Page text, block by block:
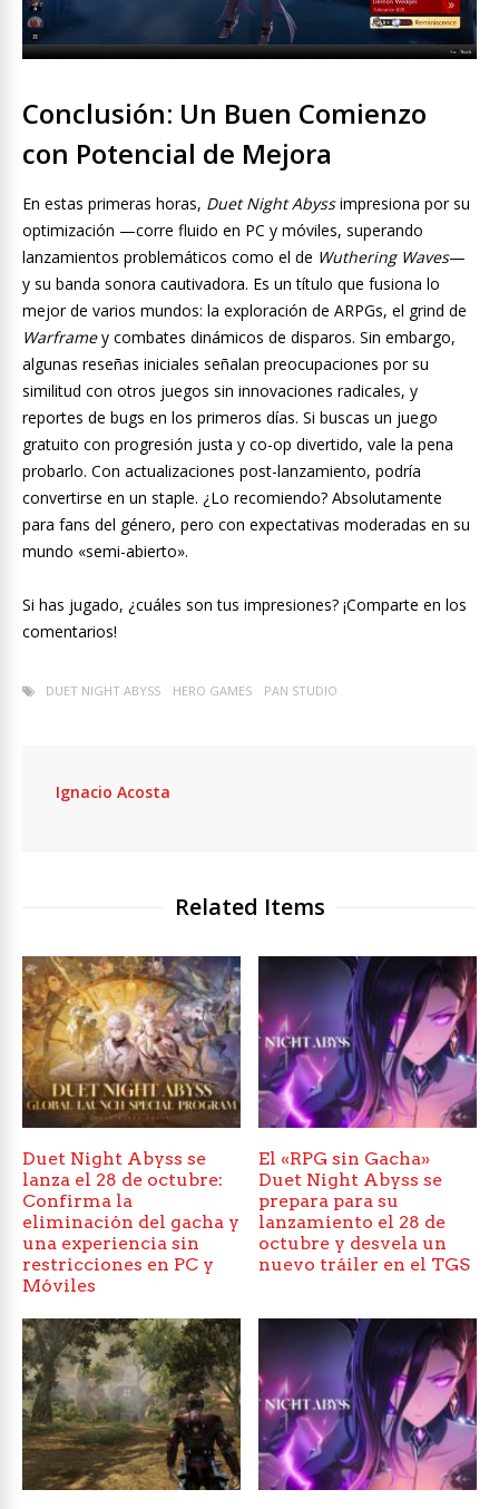
Conclusión: Un Buen Comienzo
con Potencial de Mejora
En estas primeras horas, Duet Night Abyssimpresiona por su
optimización —corre fluido en PC y móviles, superando
lanzamientos problemáticos como el de Wuthering Waves—
y su banda sonora cautivadora. Es un título que fusiona lo
mejor de varios mundos: la exploración de ARPGs, el grind de
Warframey combates dinámicos de disparos. Sin embargo,
algunas reseñas iniciales señalan preocupaciones por su
similitud con otros juegos sin innovaciones radicales, y
reportes de bugs en los primeros días. Si buscas un juego
gratuito con progresión justa y co-op divertido, vale la pena
probarlo. Con actualizaciones post-lanzamiento, podría
convertirse en un staple. ¿Lo recomiendo? Absolutamente
para fans del género, pero con expectativas moderadas en su
mundo «semi-abierto».
Si has jugado, ¿cuáles son tus impresiones? ¡Comparte en los
comentarios!
DUET NIGHT ABYSS HERO GAMES PAN STUDIO
Ignacio Acosta
Related Items
Duet Night Abyss se
lanza el 28 de octubre:
Confirma la
eliminación del gacha y
una experiencia sin
restricciones en PC y
Móviles
El «RPG sin Gacha»
Duet Night Abyss se
prepara para su
lanzamiento el 28 de
octubre y desvela un
nuevo tráiler en el TGS